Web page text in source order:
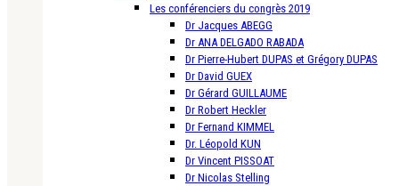
Les conférenciers du congrès 2019
Dr Jacques ABEGG
Dr ANA DELGADO RABADA
Dr Pierre-Hubert DUPAS et Grégory DUPAS
Dr David GUEX
Dr Gérard GUILLAUME
Dr Robert Heckler
Dr Fernand KIMMEL
Dr. Léopold KUN
Dr Vincent PISSOAT
Dr Nicolas Stelling